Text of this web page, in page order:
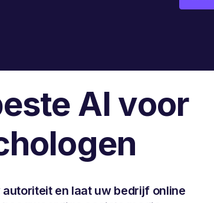
AI voor
en laat uw bedrijf online